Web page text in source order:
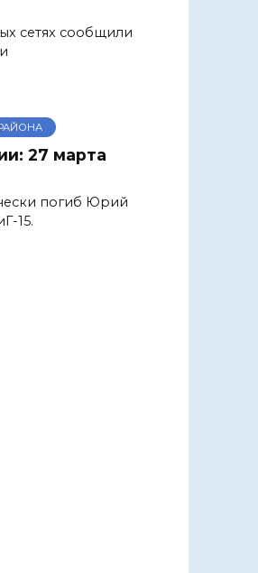
сетях сообщили
27 марта
погиб Юрий
15.